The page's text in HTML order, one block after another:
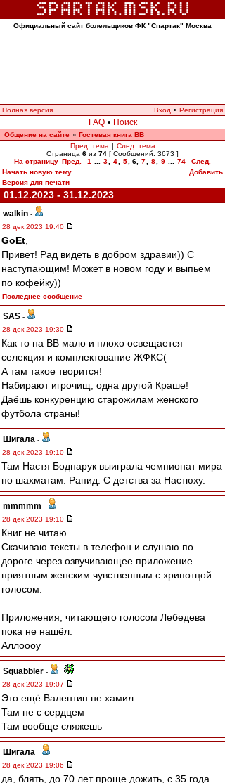
Официальный сайт болельщиков ФК "Спартак" Москва
Полная версия Вход • Регистрация
FAQ • Поиск
Общение на сайте » Гостевая книга ВВ
Пред. тема | След. тема
Страница 6 из 74 [ Сообщений: 3673 ]
На страницу Пред. 1 3 4 5 6 7 8 9 74
След.
Начать новую тему
Добавить
Версия для печати
01.12.2023 - 31.12.2023
walkin -
28 дек 2023 19:40
GoEt
Привет! Рад видеть в добром здравии)) С
наступающим! Может в новом году и выпьем
по кофейку))
Последнее сообщение
SAS -
28 дек 2023 19:30
Как то на ВВ мало и плохо освещается
селекция и комплектование ЖФКС(
А там такое творится!
Набирают игрочищ, одна другой Краше!
Даёшь конкуренцию старожилам женского
футбола страны!
Шигала -
28 дек 2023 19:10
Там Настя Боднарук выиграла чемпионат мира
по шахматам. Рапид. С детства за Настюху.
mmmmm -
28 дек 2023 19:10
Книг не читаю.
Скачиваю тексты в телефон и слушаю по
дороге через озвучивающее приложение
приятным женским чувственным с хрипотцой
голосом.
Приложения, читающего голосом Лебедева
пока не нашёл.
Аллоооу
Squabbler -
28 дек 2023 19:07
Это ещё Валентин не хамил...
Там не с сердцем
Там вообще сляжешь
Шигала -
28 дек 2023 19:06
да, блять, до 70 лет проще дожить, с 35 года.